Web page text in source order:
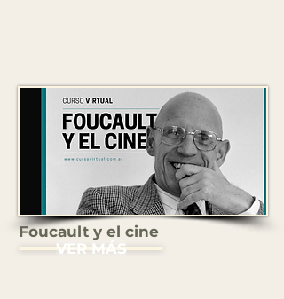
Foucault y el cine
VER MÁS